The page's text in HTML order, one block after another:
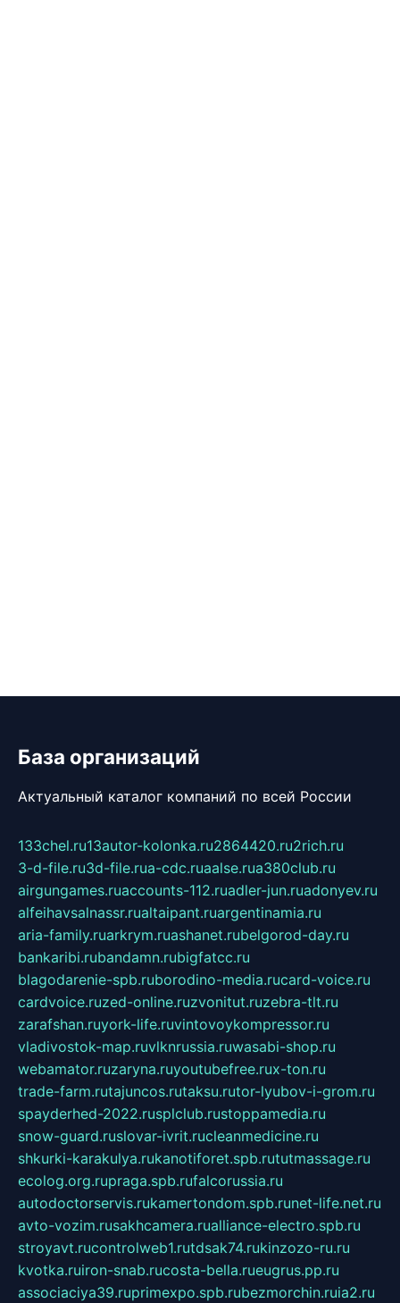
База организаций
Актуальный каталог компаний по всей России
133chel.ru13autor-kolonka.ru2864420.ru2rich.ru
3-d-file.ru3d-file.rua-cdc.ruaalse.rua380club.ru
airgungames.ruaccounts-112.ruadler-jun.ruadonyev.ru
alfeihavsalnassr.rualtaipant.ruargentinamia.ru
aria-family.ruarkrym.ruashanet.rubelgorod-day.ru
bankaribi.rubandamn.rubigfatcc.ru
blagodarenie-spb.ruborodino-media.rucard-voice.ru
cardvoice.ruzed-online.ruzvonitut.ruzebra-tlt.ru
zarafshan.ruyork-life.ruvintovoykompressor.ru
vladivostok-map.ruvlknrussia.ruwasabi-shop.ru
webamator.ruzaryna.ruyoutubefree.rux-ton.ru
trade-farm.rutajuncos.rutaksu.rutor-lyubov-i-grom.ru
spayderhed-2022.rusplclub.rustoppamedia.ru
snow-guard.ruslovar-ivrit.rucleanmedicine.ru
shkurki-karakulya.rukanotiforet.spb.rututmassage.ru
ecolog.org.rupraga.spb.rufalcorussia.ru
autodoctorservis.rukamertondom.spb.runet-life.net.ru
avto-vozim.rusakhcamera.rualliance-electro.spb.ru
stroyavt.rucontrolweb1.rutdsak74.rukinzozo-ru.ru
kvotka.ruiron-snab.rucosta-bella.rueugrus.pp.ru
associaciya39.ruprimexpo.spb.rubezmorchin.ruia2.ru